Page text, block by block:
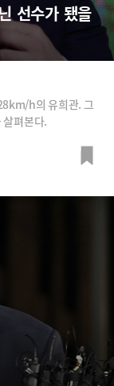
선수가 됐을
h의 유희관. 그
살펴본다.